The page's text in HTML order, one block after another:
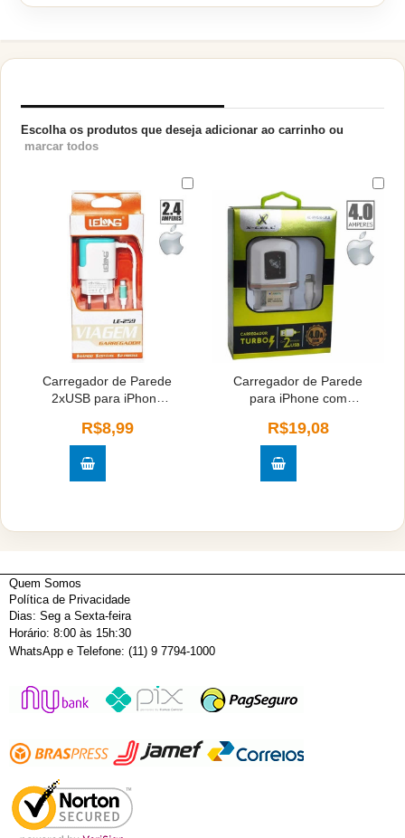
Escolha os produtos que deseja adicionar ao carrinho ou
marcar todos
Carregador de Parede
2xUSB para iPhone
R$8,99
Carregador de Parede
para iPhone com
R$19,08
Quem Somos
Política de Privacidade
Dias: Seg a Sexta-feira
Horário: 8:00 às 15h:30
WhatsApp e Telefone: (11) 9 7794-1000